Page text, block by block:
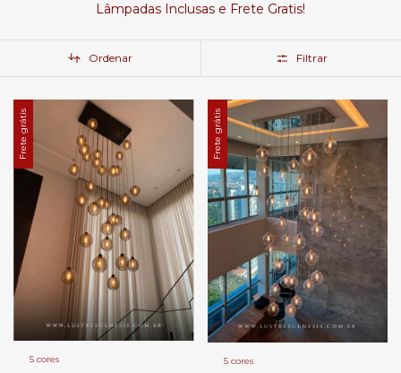
Lâmpadas Inclusas e Frete Gratis!
Ordenar Filtrar
Frete grátis
5 cores
Frete grátis
5 cores